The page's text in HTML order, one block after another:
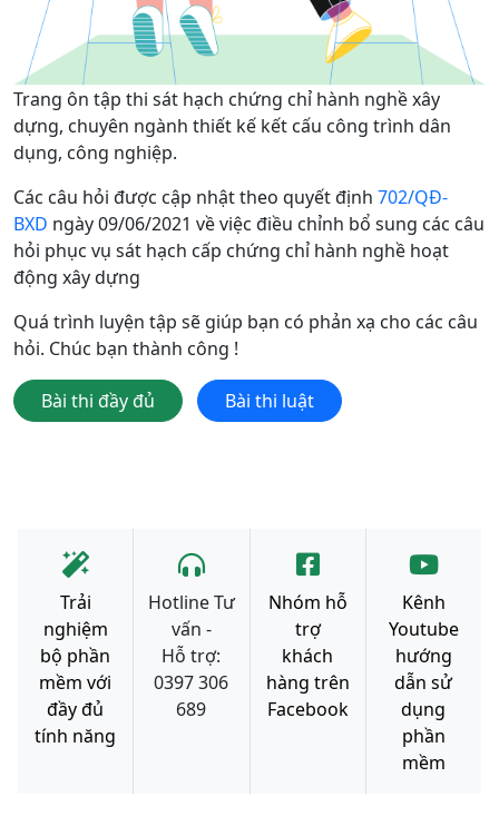
Trang ôn tập thi sát hạch chứng chỉ hành nghề xây
dựng, chuyên ngành thiết kế kết cấu công trình dân
dụng, công nghiệp.
Các câu hỏi được cập nhật theo quyết định 702/QĐ-
BXD ngày 09/06/2021 về việc điều chỉnh bổ sung các câu
hỏi phục vụ sát hạch cấp chứng chỉ hành nghề hoạt
động xây dựng
Quá trình luyện tập sẽ giúp bạn có phản xạ cho các câu
hỏi. Chúc bạn thành công !
Bài thi đầy đủ Bài thi luật
Trải
nghiệm
bộ phần
mềm với
đầy đủ
tính năng
Hotline Tư
vấn -
Hỗ trợ:
0397 306
689
Nhóm hỗ
trợ
khách
hàng trên
Facebook
Kênh
Youtube
hướng
dẫn sử
dụng
phần
mềm